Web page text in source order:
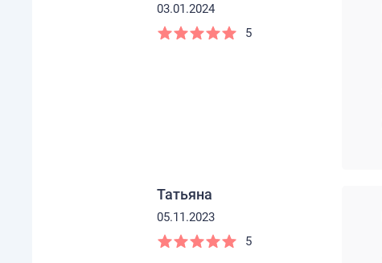
03.01.2024
5
Татьяна
05.11.2023
5